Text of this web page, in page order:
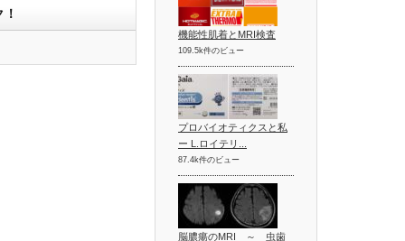
機能性肌着とMRI検査
109.5k件のビュー
プロバイオティクスと私
ー L.ロイテリ...
87.4k件のビュー
脳膿瘍のMRI ～ 虫歯